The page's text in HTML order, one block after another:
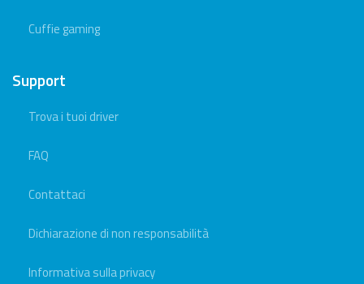
Cuffie gaming
Support
Trova i tuoi driver
FAQ
Contattaci
Dichiarazione di non responsabilità
Informativa sulla privacy